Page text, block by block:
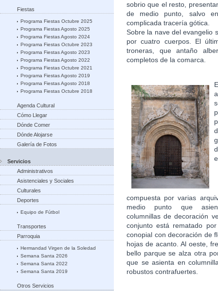
Fiestas
Programa Fiestas Octubre 2025
Programa Fiestas Agosto 2025
Programa Fiestas Agosto 2024
Programa Fiestas Octubre 2023
Programa Fiestas Agosto 2023
Programa Fiestas Agosto 2022
Programa Fiestas Octubre 2021
Programa Fiestas Agosto 2019
Programa Fiestas Agosto 2018
Programa Fiestas Octubre 2018
Agenda Cultural
Cómo Llegar
Dónde Comer
Dónde Alojarse
Galería de Fotos
Servicios
Administrativos
Asistenciales y Sociales
Culturales
Deportes
Equipo de Fútbol
Transportes
Parroquia
Hermandad Virgen de la Soledad
Semana Santa 2026
Semana Santa 2022
Semana Santa 2019
Otros Servicios
sobrio que el resto,
de medio punto, salvo
complicada tracería gótica.
Sobre la nave del evangelio
por cuatro cuerpos. El
troneras, que antaño
completos de la comarca.
compuesta por varias
medio punto que
columnillas de decoración
conjunto está rematado
conopial con decoración de
hojas de acanto. Al oeste,
bello parque se alza otra
que se asienta en
robustos contrafuertes.